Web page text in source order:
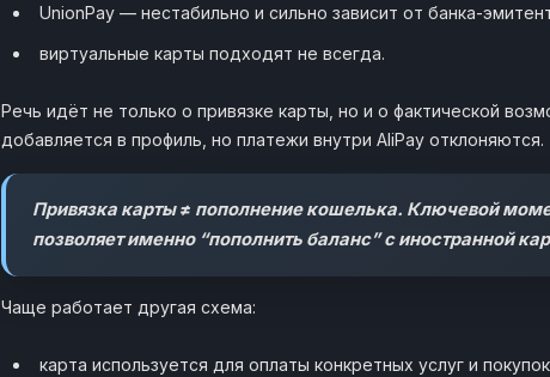
UnionPay — нестабильно и сильно зависит от банка-
виртуальные карты подходят не всегда.
Речь идёт не только о привязке карты, но и о фактической
добавляется в профиль, но платежи внутри AliPay отклоняются.
Привязка карты ≠ пополнение кошелька. Ключевой
позволяет именно “пополнить баланс” с иностранной
Чаще работает другая схема:
карта используется для оплаты конкретных услуг и